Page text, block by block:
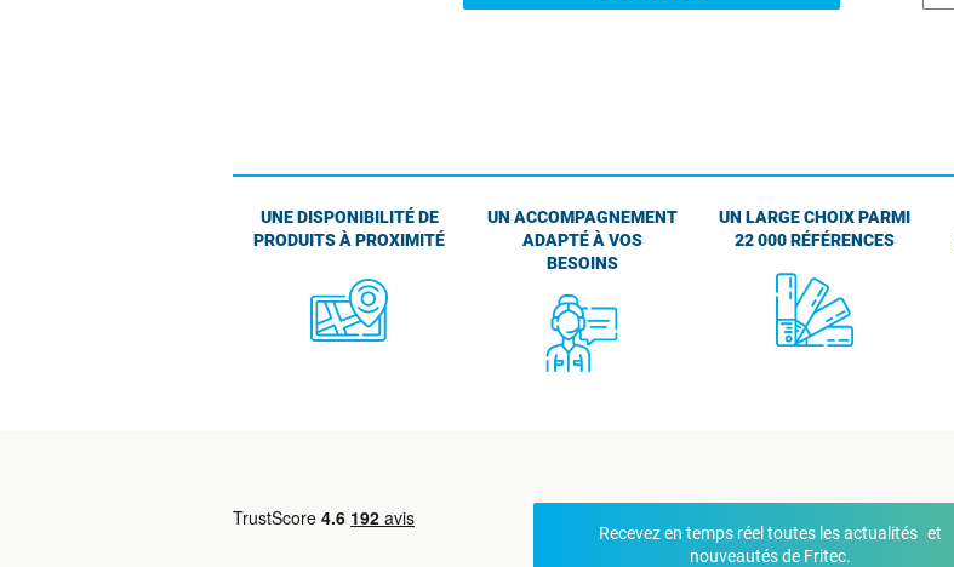
UNE DISPONIBILITÉ DE
PRODUITS À PROXIMITÉ
UN ACCOMPAGNEMENT
ADAPTÉ À VOS
BESOINS
UN LARGE CHOIX PARMI
22 000 RÉFÉRENCES
Recevez en temps réel toutes les actualités et
nouveautés de Fritec.